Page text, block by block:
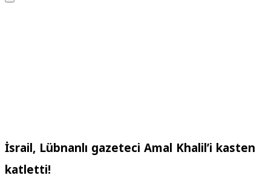
İsrail, Lübnanlı gazeteci Amal Khalil’i kasten
katletti!